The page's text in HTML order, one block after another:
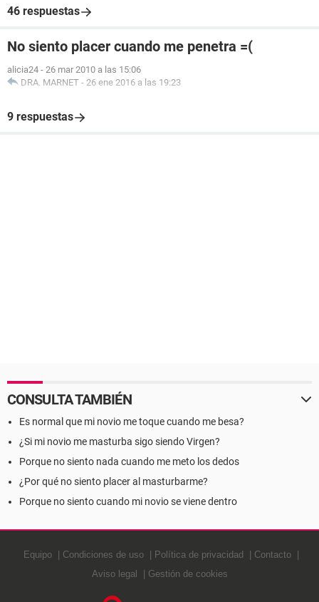
46 respuestas
No siento placer cuando me penetra =(
alicia24 - 26 mar 2010 a las 15:06
DRA. MARNET - 26 ene 2016 a las 19:23
9 respuestas
CONSULTA TAMBIÉN
Es normal que mi novio me toque cuando me besa?
¿Si mi novio me masturba sigo siendo Virgen?
Porque no siento nada cuando me meto los dedos
¿Por qué no siento placer al masturbarme?
Porque no siento cuando mi novio se viene dentro
Equipo Condiciones de uso Política de privacidad
Contacto
Aviso legal
Gestión de cookies